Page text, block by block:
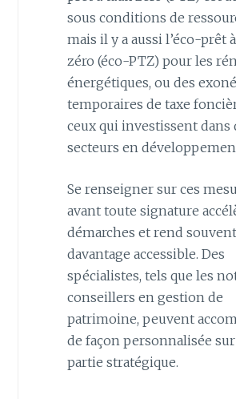
sous conditions de
mais il y a aussi l’éco-prêt
zéro (éco-PTZ) pour les
énergétiques, ou des
temporaires de taxe
ceux qui investissent dans
secteurs en
Se renseigner sur ces
avant toute signature
démarches et rend
davantage accessible. Des
spécialistes, tels que les
conseillers en gestion de
patrimoine, peuvent
de façon personnalisée
partie stratégique.